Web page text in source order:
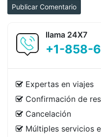
Publicar Comentario
llama 24X7
+1-858-
Expertas en viajes
Confirmación de
Cancelación
Múltiples servicios